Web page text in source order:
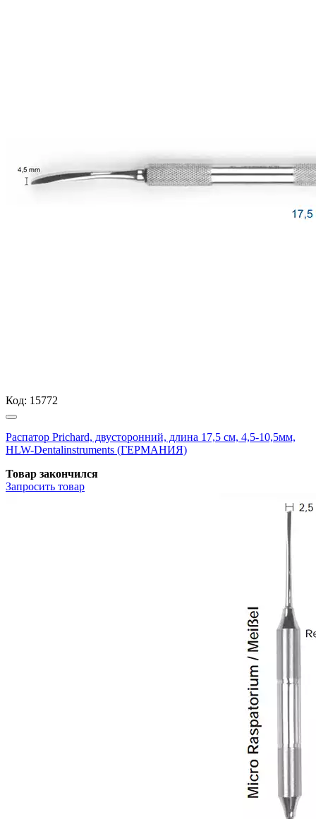
Код: 15772
Распатор Prichard, двусторонний, длина 17,5 см, 4,5-10,5мм,
HLW-Dentalinstruments (ГЕРМАНИЯ)
Товар закончился
Запросить товар